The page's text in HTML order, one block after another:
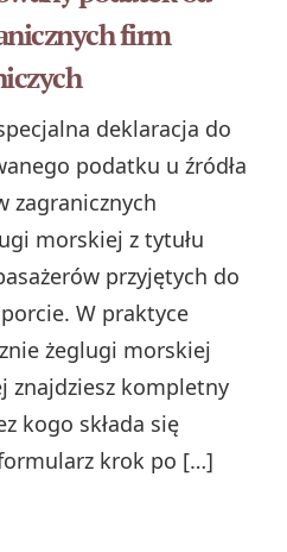
firm
deklaracja do
podatku u źródła
zagranicznych
morskiej z tytułu
przyjętych do
W praktyce
żeglugi morskiej
znajdziesz kompletny
kogo składa się
formularz krok po […]